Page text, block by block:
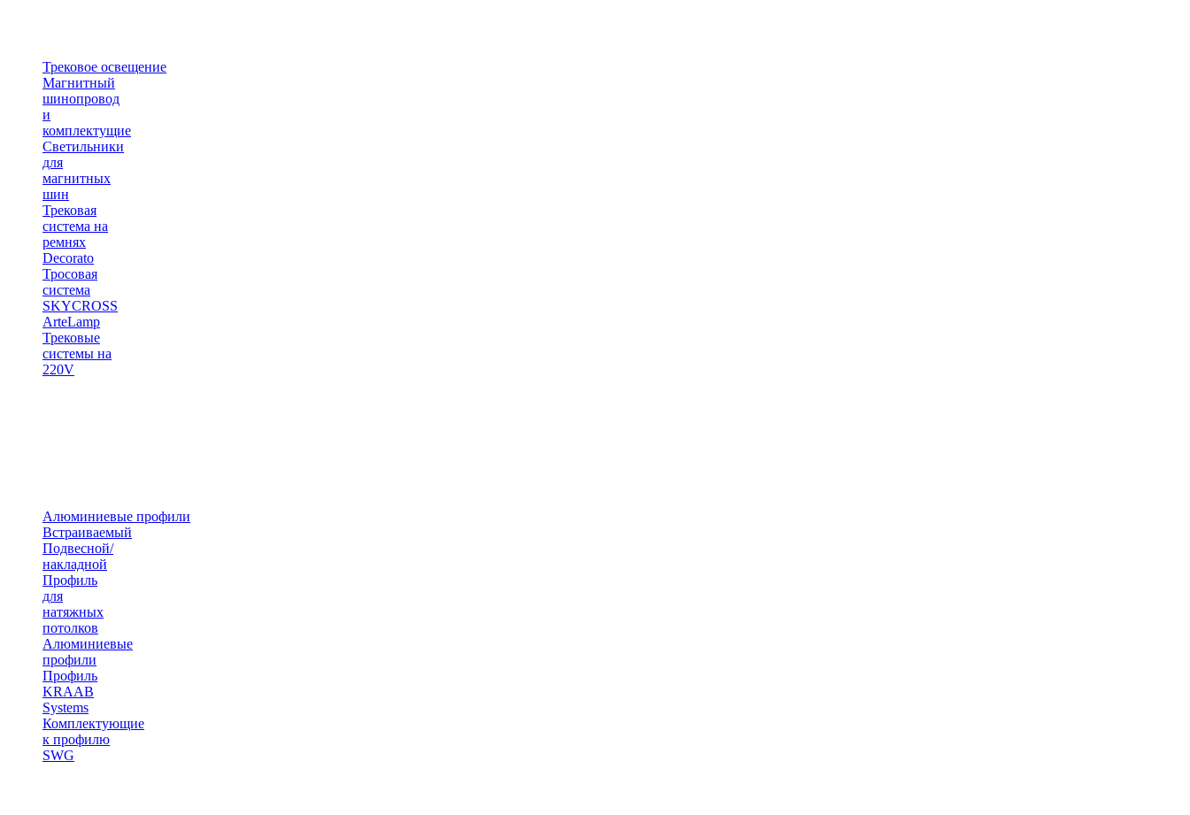
Трековое освещение
Магнитный
шинопровод
и
комплектущие
Светильники
для
магнитных
шин
Трековая
система на
ремнях
Decorato
Тросовая
система
SKYCROSS
ArteLamp
Трековые
системы на
220V
Алюминиевые профили
Встраиваемый
Подвесной/
накладной
Профиль
для
натяжных
потолков
Алюминиевые
профили
Профиль
KRAAB
Systems
Комплектующие
к профилю
SWG